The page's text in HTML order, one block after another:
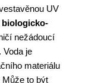
UV
biologicko-
nežádoucí
Voda je
materiálu
to být